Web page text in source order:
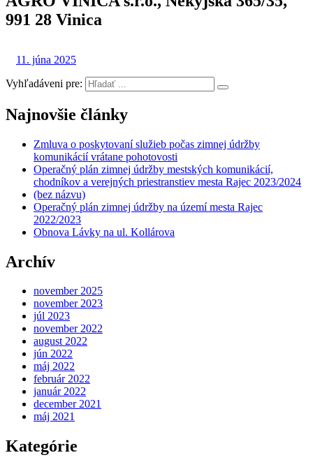
991 28 Vinica
11. júna 2025
Vyhľadáveni pre:
Najnovšie články
Zmluva o poskytovaní služieb počas zimnej údržby
komunikácií vrátane pohotovosti
Operačný plán zimnej údržby mestských komunikácií,
chodníkov a verejných priestranstiev mesta Rajec 2023/2024
(bez názvu)
Operačný plán zimnej údržby na území mesta Rajec
2022/2023
Obnova Lávky na ul. Kollárova
Archív
november 2025
november 2023
júl 2023
november 2022
august 2022
jún 2022
máj 2022
február 2022
január 2022
december 2021
máj 2021
Kategórie